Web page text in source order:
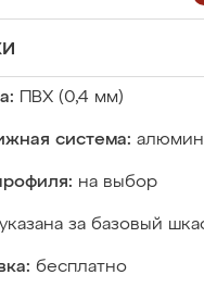
ПВХ (0,4 мм)
система:
на выбор
указана за базовый
бесплатно